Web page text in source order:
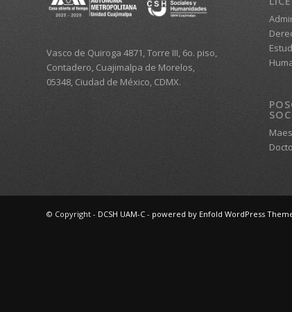
Vasco de Quiroga 4871, Torre III, 6o. piso,
Contadero, Cuajimalpa de Morelos,
05348, Ciudad de México, CDMX.
© Copyright - DCSH UAM-C - powered by Enfold WordPress